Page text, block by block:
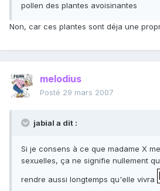
pollen des plantes avoisinantes
Non, car ces plantes sont déja une
melodius
Posté 29 mars 2007
jabial a dit :
Si je consens à ce que madame X
sexuelles, ça ne signifie nullement
rendre aussi longtemps qu'elle vivra